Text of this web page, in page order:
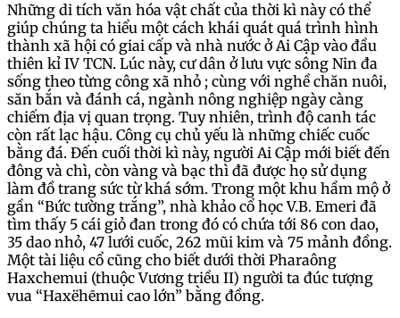
Những di tích văn hóa vật chất của thời kì này có thể
giúp chúng ta hiểu một cách khái quát quá trình hình
thành xã hội có giai cấp và nhà nước ở Ai Cập vào đầu
thiên kỉ IV TCN. Lúc này, cư dân ở lưu vực sông Nin đa
sống theo từng công xã nhỏ ; cùng với nghề chăn nuôi,
săn bắn và đánh cá, ngành nông nghiệp ngày càng
chiếm địa vị quan trọng. Tuy nhiên, trình độ canh tác
còn rất lạc hậu. Công cụ chủ yếu là những chiếc cuốc
bằng đá. Đến cuối thời kì này, người Ai Cập mới biết đến
đông và chì, còn vàng và bạc thì đã được họ sử dụng
làm đồ trang sức từ khá sớm. Trong một khu hầm mộ ở
gần “Bức tường trắng”, nhà khảo cổ học V.B. Emeri đã
tìm thấy 5 cái giỏ đan trong đó có chứa tới 86 con dao,
35 dao nhỏ, 47 lưới cuốc, 262 mũi kim và 75 mảnh đồng.
Một tài liệu cổ cũng cho biết dưới thời Pharaông
Haxchemui (thuộc Vương triều II) người ta đúc tượng
vua “Haxëhēmui cao lớn” bằng đồng.